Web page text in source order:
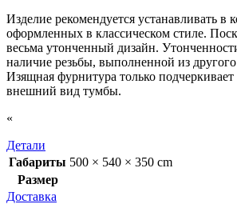
Изделие рекомендуется устанавливать в
оформленных в классическом стиле.
весьма утонченный дизайн.
наличие резьбы, выполненной из
Изящная фурнитура только
внешний вид тумбы.
«
Детали
Габариты 500 × 540 × 350 cm
Размер
Доставка